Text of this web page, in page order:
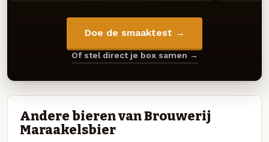
Doe de smaaktest →
Of stel direct je box samen →
Andere bieren van Brouwerij
Maraakelsbier